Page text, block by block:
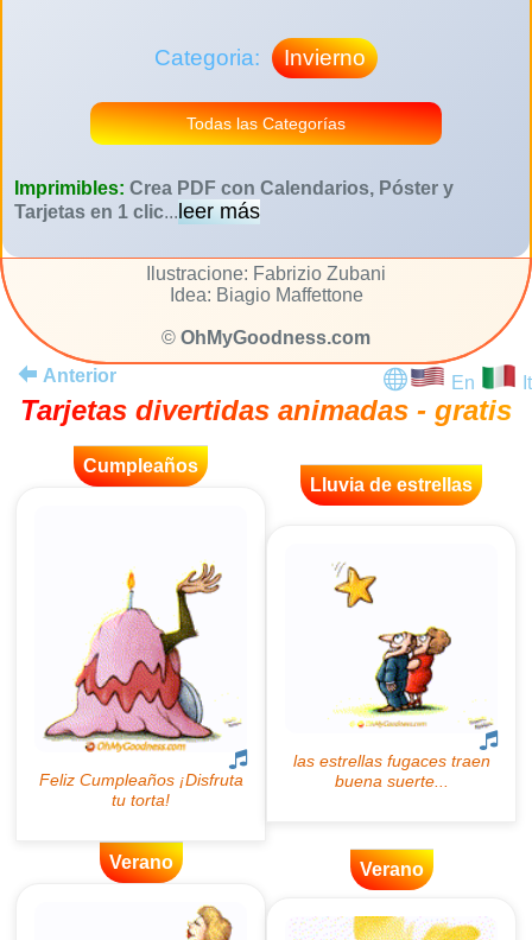
Categoria: Invierno
Todas las Categorías
Imprimibles: Crea PDF con Calendarios, Póster y
Tarjetas en 1 clic...leer más
Ilustracione: Fabrizio Zubani
Idea: Biagio Maffettone
© OhMyGoodness.com
Anterior
En It
Tarjetas divertidas animadas - gratis
Cumpleaños
Lluvia de estrellas
Verano Verano